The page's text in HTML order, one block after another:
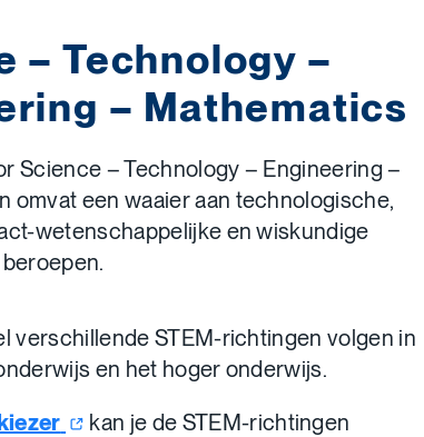
– Technology –
– Mathematics
Science – Technology – Engineering –
omvat een waaier aan technologische,
wetenschappelijke en wiskundige
verschillende STEM-richtingen volgen in
en het hoger onderwijs.
kan je de STEM-richtingen